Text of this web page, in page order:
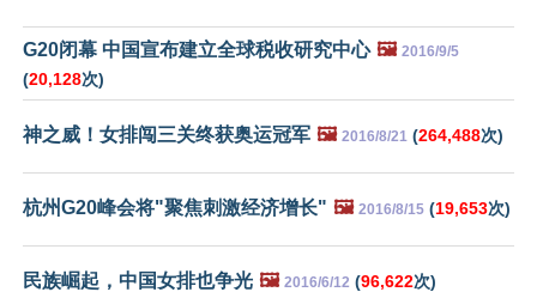
G20闭幕 中国宣布建立全球税收研究中心 🖼️ 2016/9/5
(20,128次)
神之威！女排闯三关终获奥运冠军 🖼️ 2016/8/21 (264,488次)
杭州G20峰会将"聚焦刺激经济增长" 🖼️ 2016/8/15 (19,653次)
民族崛起，中国女排也争光 🖼️ 2016/6/12 (96,622次)